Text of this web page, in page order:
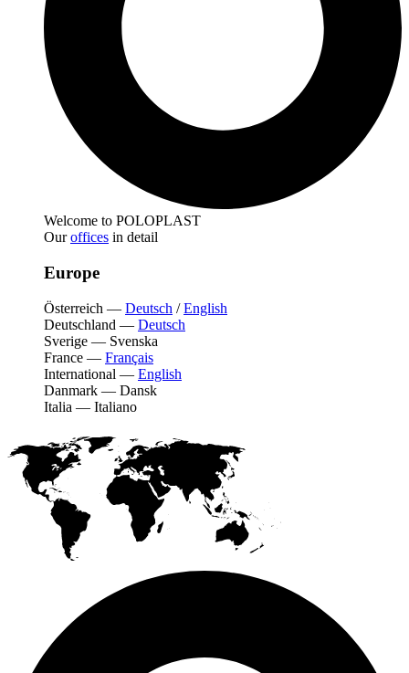
Welcome to POLOPLAST
Ouroffices in detail
Europe
Österreich — Deutsch /English
Deutschland — Deutsch
Sverige — Svenska
France — Français
International — English
Danmark — Dansk
Italia — Italiano